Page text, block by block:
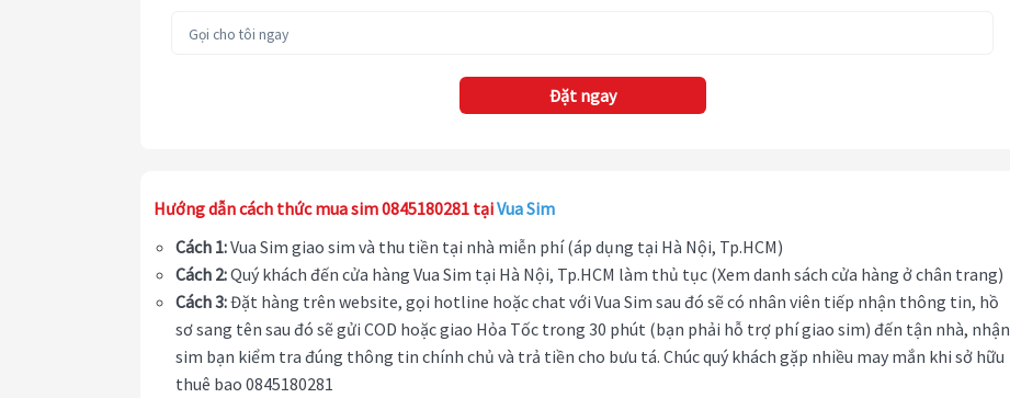
Đặt ngay
Hướng dẫn cách thức mua sim 0845180281 tạiVua Sim
Cách 1:Vua Sim giao sim và thu tiền tại nhà miễn phí (áp dụng tại Hà Nội, Tp.HCM)
Cách 2:Quý khách đến cửa hàng Vua Sim tại Hà Nội, Tp.HCM làm thủ tục (Xem danh sách cửa hàng ở chân trang)
Cách 3:Đặt hàng trên website, gọi hotline hoặc chat với Vua Sim sau đó sẽ có nhân viên tiếp nhận thông tin, hồ
sơ sang tên sau đó sẽ gửi COD hoặc giao Hỏa Tốc trong 30 phút (bạn phải hỗ trợ phí giao sim) đến tận nhà, nhận
sim bạn kiểm tra đúng thông tin chính chủ và trả tiền cho bưu tá. Chúc quý khách gặp nhiều may mắn khi sở hữu
thuê bao 0845180281